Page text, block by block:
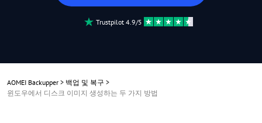
Trustpilot 4.9/5
AOMEI Backupper > 백업 및 복구 >
윈도우에서 디스크 이미지 생성하는 두 가지 방법